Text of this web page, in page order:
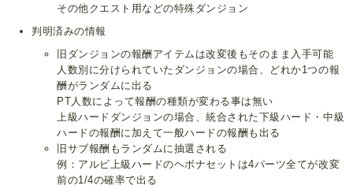
その他クエスト用などの特殊ダンジョン
判明済みの情報
旧ダンジョンの報酬アイテムは改変後もそのまま入手可能
人数別に分けられていたダンジョンの場合、どれか1つの報
酬がランダムに出る
PT人数によって報酬の種類が変わる事は無い
上級ハードダンジョンの場合、統合された下級ハード・中級
ハードの報酬に加えて一般ハードの報酬も出る
旧サブ報酬もランダムに抽選される
例：アルビ上級ハードのヘボナセットは4パーツ全てが改変
前の1/4の確率で出る